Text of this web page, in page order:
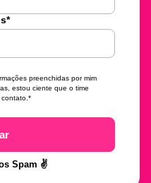
*
preenchidas por mim
estou ciente que o time
contato.*
Spam ✌️